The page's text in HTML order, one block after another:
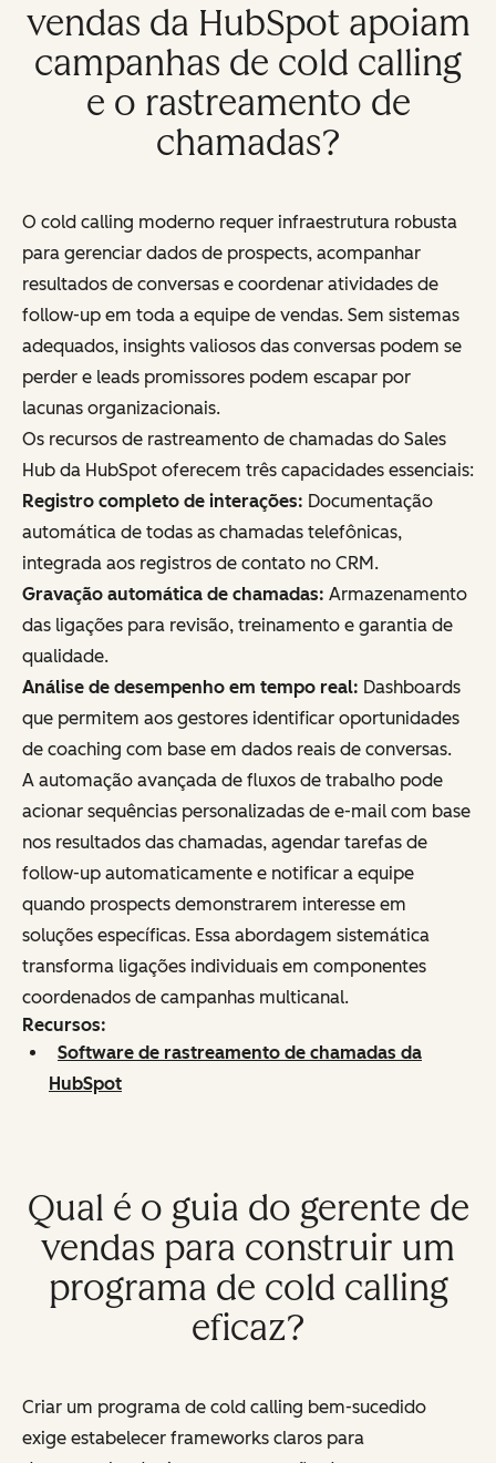
vendas da HubSpot apoiam
campanhas de cold calling
e o rastreamento de
chamadas?
O cold calling moderno requer infraestrutura robusta
para gerenciar dados de prospects, acompanhar
resultados de conversas e coordenar atividades de
follow-up em toda a equipe de vendas. Sem sistemas
adequados, insights valiosos das conversas podem se
perder e leads promissores podem escapar por
lacunas organizacionais.
Os recursos de rastreamento de chamadas do Sales
Hub da HubSpot oferecem três capacidades essenciais:
Registro completo de interações: Documentação
automática de todas as chamadas telefônicas,
integrada aos registros de contato no CRM.
Gravação automática de chamadas: Armazenamento
das ligações para revisão, treinamento e garantia de
qualidade.
Análise de desempenho em tempo real: Dashboards
que permitem aos gestores identificar oportunidades
de coaching com base em dados reais de conversas.
A automação avançada de fluxos de trabalho pode
acionar sequências personalizadas de e-mail com base
nos resultados das chamadas, agendar tarefas de
follow-up automaticamente e notificar a equipe
quando prospects demonstrarem interesse em
soluções específicas. Essa abordagem sistemática
transforma ligações individuais em componentes
coordenados de campanhas multicanal.
Recursos:
Software de rastreamento de chamadas da
HubSpot
Qual é o guia do gerente de
vendas para construir um
programa de cold calling
eficaz?
Criar um programa de cold calling bem-sucedido
exige estabelecer frameworks claros para